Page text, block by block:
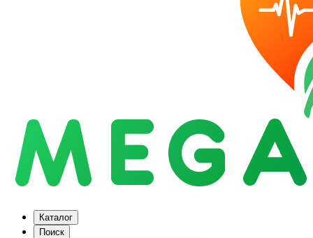
Каталог
Поиск